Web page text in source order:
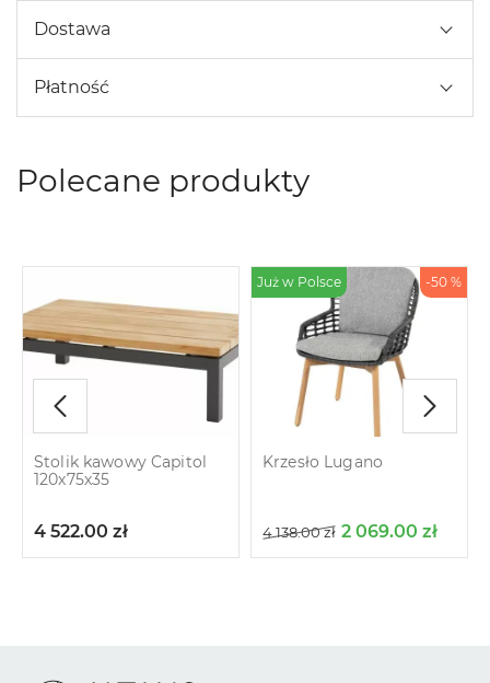
Dostawa
Płatność
Polecane produkty
Stolik kawowy Capitol
120х75х35
4 522.00 zł
Już w Polsce -50 %
Krzesło Lugano
4 138.00zł 2 069.00 zł